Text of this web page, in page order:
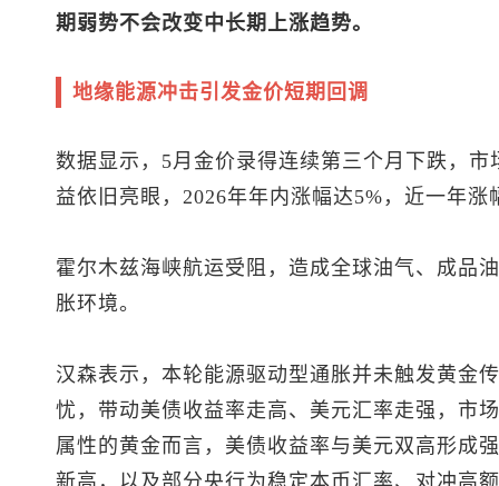
期弱势不会改变中长期上涨趋势。
地缘能源冲击引发金价短期回调
数据显示，5月金价录得连续第三个月下跌，
益依旧亮眼，2026年年内涨幅达5%，近一年
霍尔木兹海峡航运受阻，造成全球油气、成品
胀环境。
汉森表示，本轮能源驱动型通胀并未触发黄金
忧，带动美债收益率走高、美元汇率走强，市
属性的黄金而言，美债收益率与美元双高形成
新高，以及部分央行为稳定本币汇率、对冲高